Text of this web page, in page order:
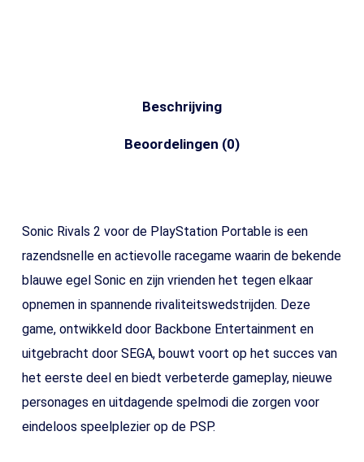
Beschrijving
Beoordelingen (0)
Sonic Rivals 2 voor de PlayStation Portable is een
razendsnelle en actievolle racegame waarin de bekende
blauwe egel Sonic en zijn vrienden het tegen elkaar
opnemen in spannende rivaliteitswedstrijden. Deze
game, ontwikkeld door Backbone Entertainment en
uitgebracht door SEGA, bouwt voort op het succes van
het eerste deel en biedt verbeterde gameplay, nieuwe
personages en uitdagende spelmodi die zorgen voor
eindeloos speelplezier op de PSP.